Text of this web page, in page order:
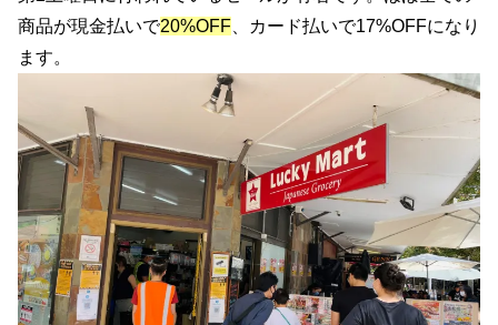
商品が現金払いで20%OFF 、カード払いで17%OFFになり
ます。